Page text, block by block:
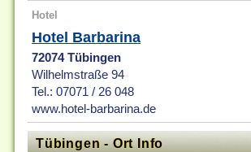
Hotel
Hotel Barbarina
72074 Tübingen
Wilhelmstraße 94
Tel.: 07071 / 26 048
www.hotel-barbarina.de
Tübingen - Ort Info